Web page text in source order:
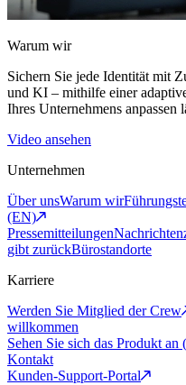
Warum wir
Sichern Sie jede Identität mit
und KI – mithilfe einer
Ihres Unternehmens anpassen
Video ansehen
Unternehmen
Über unsWarum wir
(EN)
Pressemitteilungen
gibt zurückBürostandorte
Karriere
Werden Sie Mitglied der Crew
willkommen
Sehen Sie sich das Produkt an
Kontakt
Kunden-Support-Portal